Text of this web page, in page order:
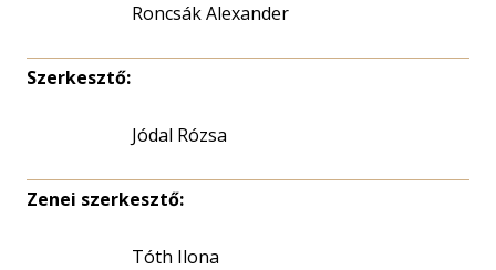
Roncsák Alexander
Szerkesztő:
Jódal Rózsa
Zenei szerkesztő:
Tóth Ilona